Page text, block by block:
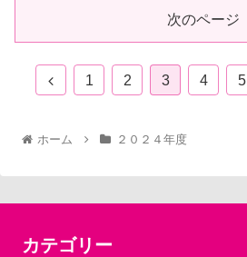
次のページ
1 2 3 4 5
ホーム ２０２４年度
カテゴリー